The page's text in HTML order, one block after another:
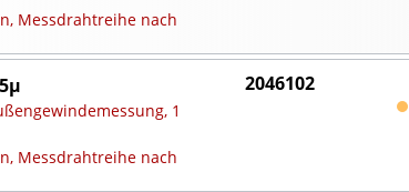
Messdrahtreihe nach
1
Messdrahtreihe nach
2046102